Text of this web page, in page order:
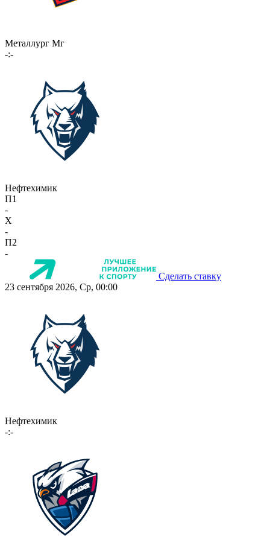
Металлург Мг
-:-
Нефтехимик
П1
-
X
-
П2
-
Сделать ставку
23 сентября 2026, Ср, 00:00
Нефтехимик
-:-